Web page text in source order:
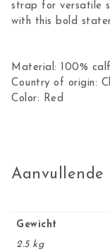
strap for versatile
with this bold
Material: 100%
Country of origin:
Color: Red
Gewicht
2.5 kg